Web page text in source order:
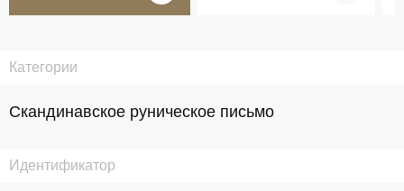
Категории
Скандинавское руническое письмо
Идентификатор